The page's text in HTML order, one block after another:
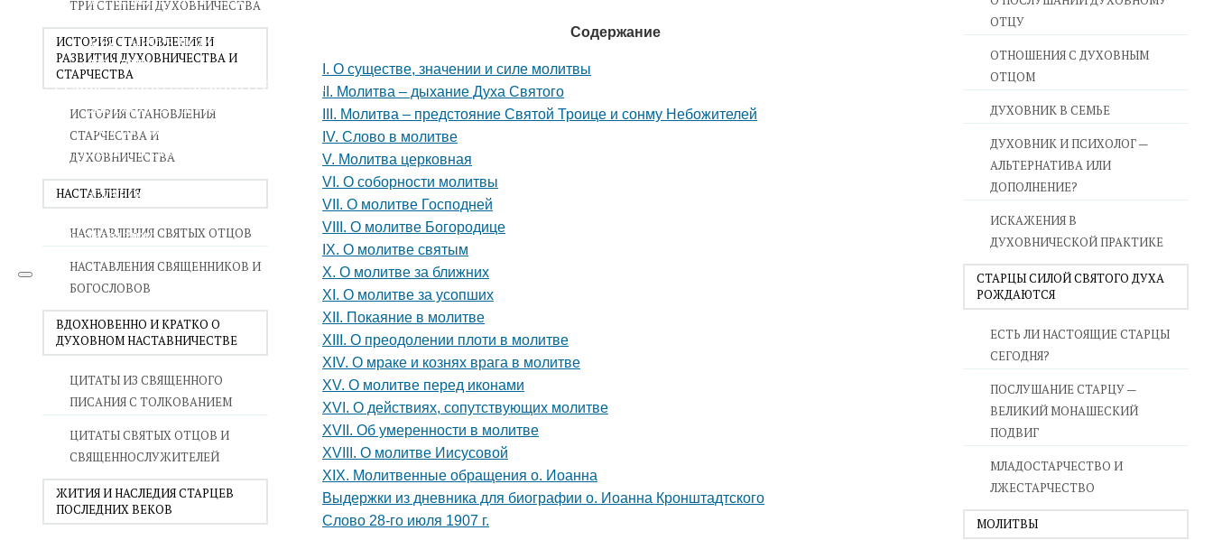
СВЯТЫНИ В ДОМЕ
ПРИТЧИ
СЕМЬЯ - ПОЛНОТА ЗЕМНОГО СЧАСТЬЯ
ЛЮБОВЬ СУПРУЖЕСТВО
ВОСПИТАНИЕ
УТЕШЕНИЕ В СКОРБЯХ
СТАРОСТЬ - РАДОСТЬ
ЕПАРХИЯ НВК
ТРИ СТЕПЕНИ ДУХОВНИЧЕСТВА
ИСТОРИЯ СТАНОВЛЕНИЯ И
РАЗВИТИЯ ДУХОВНИЧЕСТВА И
СТАРЧЕСТВА
ИСТОРИЯ СТАНОВЛЕНИЯ
СТАРЧЕСТВА И
ДУХОВНИЧЕСТВА
НАСТАВЛЕНИЯ
НАСТАВЛЕНИЯ СВЯТЫХ ОТЦОВ
НАСТАВЛЕНИЯ СВЯЩЕННИКОВ И
БОГОСЛОВОВ
ВДОХНОВЕННО И КРАТКО О
ДУХОВНОМ НАСТАВНИЧЕСТВЕ
ЦИТАТЫ ИЗ СВЯЩЕННОГО
ПИСАНИЯ С ТОЛКОВАНИЕМ
ЦИТАТЫ СВЯТЫХ ОТЦОВ И
СВЯЩЕННОСЛУЖИТЕЛЕЙ
ЖИТИЯ И НАСЛЕДИЯ СТАРЦЕВ
ПОСЛЕДНИХ ВЕКОВ
Содержание
I. О существе, значении и силе молитвы
II. Молитва – дыхание Духа Святого
III. Молитва – предстояние Святой Троице и сонму Небожителей
IV. Слово в молитве
V. Молитва церковная
VI. О соборности молитвы
VII. О молитве Господней
VIII. О молитве Богородице
IX. О молитве святым
X. О молитве за ближних
XI. О молитве за усопших
XII. Покаяние в молитве
XIII. О преодолении плоти в молитве
XIV. О мраке и кознях врага в молитве
XV. О молитве перед иконами
XVI. О действиях, сопутствующих молитве
XVII. Об умеренности в молитве
XVIII. О молитве Иисусовой
XIX. Молитвенные обращения о. Иоанна
Выдержки из дневника для биографии о. Иоанна Кронштадтского
Слово 28-го июля 1907 г.
ОТЦУ
ОТНОШЕНИЯ С ДУХОВНЫМ
ОТЦОМ
ДУХОВНИК В СЕМЬЕ
ДУХОВНИК И ПСИХОЛОГ —
АЛЬТЕРНАТИВА ИЛИ
ДОПОЛНЕНИЕ?
ИСКАЖЕНИЯ В
ДУХОВНИЧЕСКОЙ ПРАКТИКЕ
СТАРЦЫ СИЛОЙ СВЯТОГО ДУХА
РОЖДАЮТСЯ
ЕСТЬ ЛИ НАСТОЯЩИЕ СТАРЦЫ
СЕГОДНЯ?
ПОСЛУШАНИЕ СТАРЦУ —
ВЕЛИКИЙ МОНАШЕСКИЙ
ПОДВИГ
МЛАДОСТАРЧЕСТВО И
ЛЖЕСТАРЧЕСТВО
МОЛИТВЫ